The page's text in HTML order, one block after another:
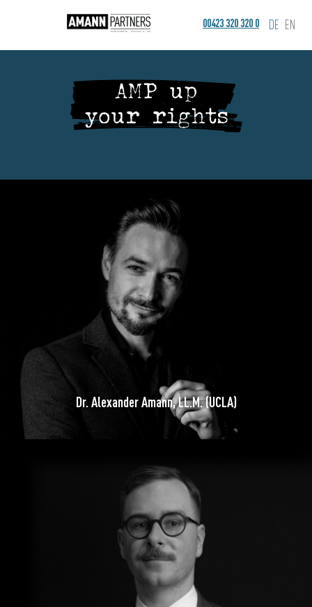
00423 320 320 0 DE EN
AMP up
your rights
Dr. Alexander Amann, LL.M. (UCLA)